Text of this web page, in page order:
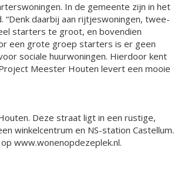
In de gemeente zijn in het
“Denk daarbij aan rijtjeswoningen, twee-
starters te groot, en bovendien
een grote groep starters is er geen
sociale huurwoningen. Hierdoor kent
Meester Houten levert een mooie
Deze straat ligt in een rustige,
winkelcentrum en NS-station Castellum.
www.wonenopdezeplek.nl.